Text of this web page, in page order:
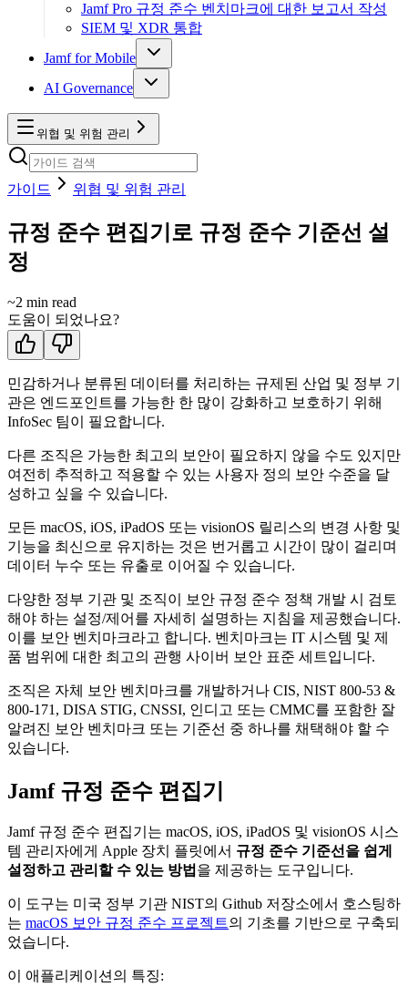
Jamf Pro 규정 준수 벤치마크에 대한 보고서 작성
SIEM 및 XDR 통합
Jamf for Mobile
AI Governance
위협 및 위험 관리
가이드 위협 및 위험 관리
규정 준수 편집기로 규정 준수 기준선 설
정
~2 min read
도움이 되었나요?
민감하거나 분류된 데이터를 처리하는 규제된 산업 및 정부 기
관은 엔드포인트를 가능한 한 많이 강화하고 보호하기 위해
InfoSec 팀이 필요합니다.
다른 조직은 가능한 최고의 보안이 필요하지 않을 수도 있지만
여전히 추적하고 적용할 수 있는 사용자 정의 보안 수준을 달
성하고 싶을 수 있습니다.
모든 macOS, iOS, iPadOS 또는 visionOS 릴리스의 변경 사항 및
기능을 최신으로 유지하는 것은 번거롭고 시간이 많이 걸리며
데이터 누수 또는 유출로 이어질 수 있습니다.
다양한 정부 기관 및 조직이 보안 규정 준수 정책 개발 시 검토
해야 하는 설정/제어를 자세히 설명하는 지침을 제공했습니다.
이를 보안 벤치마크라고 합니다. 벤치마크는 IT 시스템 및 제
품 범위에 대한 최고의 관행 사이버 보안 표준 세트입니다.
조직은 자체 보안 벤치마크를 개발하거나 CIS, NIST 800-53 &
800-171, DISA STIG, CNSSI, 인디고 또는 CMMC를 포함한 잘
알려진 보안 벤치마크 또는 기준선 중 하나를 채택해야 할 수
있습니다.
Jamf 규정 준수 편집기
Jamf 규정 준수 편집기는 macOS, iOS, iPadOS 및 visionOS 시스
템 관리자에게 Apple 장치 플릿에서 규정 준수 기준선을 쉽게
설정하고 관리할 수 있는 방법 을 제공하는 도구입니다.
이 도구는 미국 정부 기관 NIST의 Github 저장소에서 호스팅하
는 macOS 보안 규정 준수 프로젝트의 기초를 기반으로 구축되
었습니다.
이 애플리케이션의 특징: